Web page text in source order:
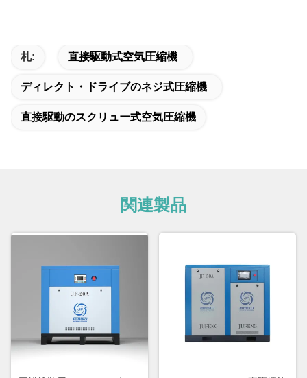
札: 直接駆動式空気圧縮機
ディレクト・ドライブのネジ式圧縮機
直接駆動のスクリュー式空気圧縮機
関連製品